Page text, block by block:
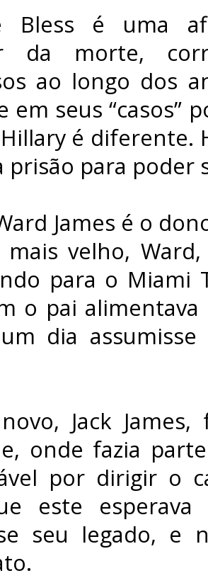
Bless é uma
da morte,
ao longo dos
em seus “casos”
é diferente.
prisão para poder
James é o
velho,
para o Miami
o pai
dia
Jack
onde fazia
por dirigir o
este
seu legado, e